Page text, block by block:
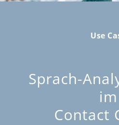
Use
Sprach-
im
Contact